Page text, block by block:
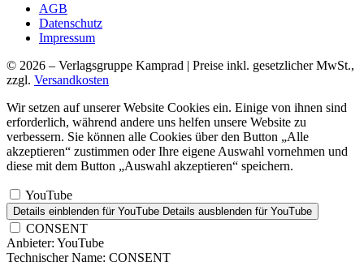
AGB
Datenschutz
Impressum
© 2026 – Verlagsgruppe Kamprad | Preise inkl. gesetzlicher MwSt.,
zzgl. Versandkosten
Wir setzen auf unserer Website Cookies ein. Einige von ihnen sind
erforderlich, während andere uns helfen unsere Website zu
verbessern. Sie können alle Cookies über den Button „Alle
akzeptieren“ zustimmen oder Ihre eigene Auswahl vornehmen und
diese mit dem Button „Auswahl akzeptieren“ speichern.
YouTube
Details einblenden für YouTube Details ausblenden für YouTube
CONSENT
Anbieter: YouTube
Technischer Name: CONSENT